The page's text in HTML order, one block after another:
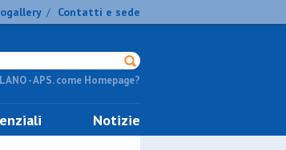
/ Contatti e sede
- APS. come Homepage?
Notizie